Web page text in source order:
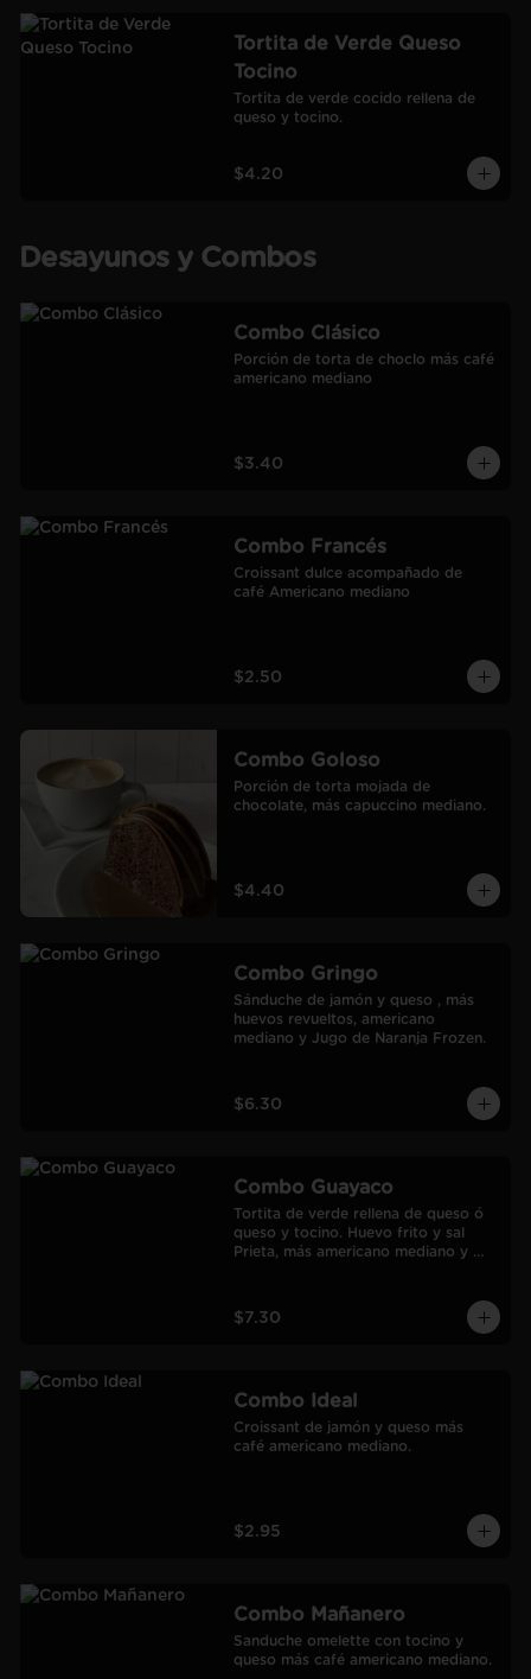
Tortita de Verde Queso
Tocino
Tortita de verde cocido rellena de
queso y tocino.
$4.20
Desayunos y Combos
Combo Clásico
Porción de torta de choclo más café
americano mediano
$3.40
Combo Francés
Croissant dulce acompañado de
café Americano mediano
$2.50
Combo Goloso
Porción de torta mojada de
chocolate, más capuccino mediano.
$4.40
Combo Gringo
Sánduche de jamón y queso , más
huevos revueltos, americano
mediano y Jugo de Naranja Frozen.
$6.30
Combo Guayaco
Tortita de verde rellena de queso ó
queso y tocino. Huevo frito y sal
Prieta, más americano mediano y
$7.30
Combo Ideal
Croissant de jamón y queso más
café americano mediano.
$2.95
Combo Mañanero
Sanduche omelette con tocino y
queso más café americano mediano.